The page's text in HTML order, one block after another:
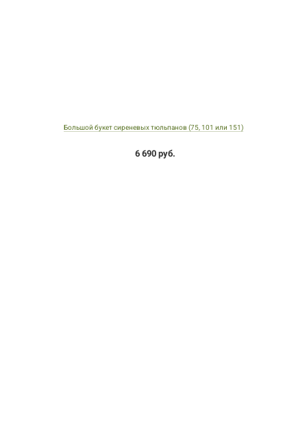
Большой букет сиреневых тюльпанов (75, 101 или 151)
6 690 руб.